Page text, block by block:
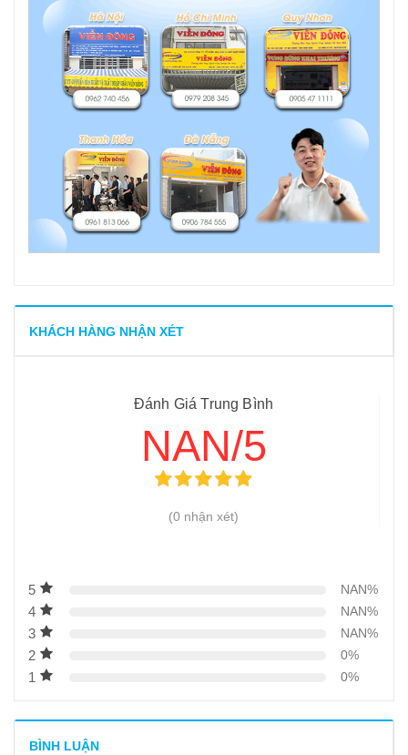
KHÁCH HÀNG NHẬN XÉT
Đánh Giá Trung Bình
NAN/5
(0 nhận xét)
5 NAN%
4 NAN%
3 NAN%
2 0%
1 0%
BÌNH LUẬN